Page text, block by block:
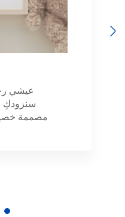
Previous
عيشي
سنزودكِ
مصممة